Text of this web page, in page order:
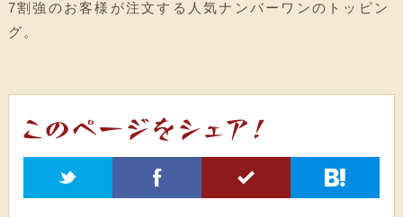
7割強のお客様が注文する人気ナンバーワンのトッピン
グ 。
t f 5 h